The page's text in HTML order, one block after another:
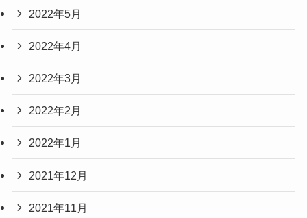
2022年5月
2022年4月
2022年3月
2022年2月
2022年1月
2021年12月
2021年11月